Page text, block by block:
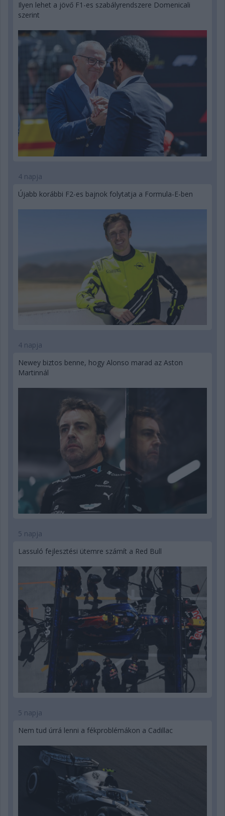
Ilyen lehet a jövő F1-es szabályrendszere Domenicali
szerint
4 napja
Újabb korábbi F2-es bajnok folytatja a Formula-E-ben
4 napja
Newey biztos benne, hogy Alonso marad az Aston
Martinnál
5 napja
Lassuló fejlesztési ütemre számít a Red Bull
5 napja
Nem tud úrrá lenni a fékproblémákon a Cadillac